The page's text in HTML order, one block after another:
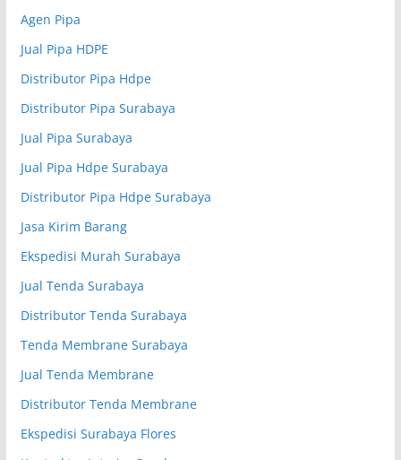
Agen Pipa
Jual Pipa HDPE
Distributor Pipa Hdpe
Distributor Pipa Surabaya
Jual Pipa Surabaya
Jual Pipa Hdpe Surabaya
Distributor Pipa Hdpe Surabaya
Jasa Kirim Barang
Ekspedisi Murah Surabaya
Jual Tenda Surabaya
Distributor Tenda Surabaya
Tenda Membrane Surabaya
Jual Tenda Membrane
Distributor Tenda Membrane
Ekspedisi Surabaya Flores